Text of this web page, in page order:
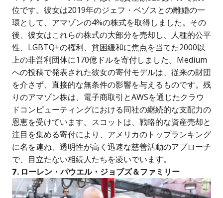
位です。彼女は2019年のジェフ・ベゾスとの離婚の一
環として、アマゾンの4%の株式を取得しました。その
後、彼女はこれらの株式の大部分を売却し、人種的公平
性、LGBTQ+の権利、貧困緩和に焦点を当てた2000以
上の非営利団体に170億ドルを寄付しました。Medium
への投稿で発表された彼女の寄付モデルは、従来の財団
を介さず、直接的な無条件の影響を与えるものです。残
りのアマゾン株は、電子商取引とAWSを通じたクラウ
ドコンピューティングにおける同社の継続的な支配力の
恩恵を受けています。スコットは、戦略的な資産売却と
注目を集める寄付により、アメリカのトップランキング
に名を連ね、透明性が高く迅速な慈善活動のアプローチ
で、目立たない相続人たちを凌いでいます。
7. ローレン・パウエル・ジョブズ＆ファミリー